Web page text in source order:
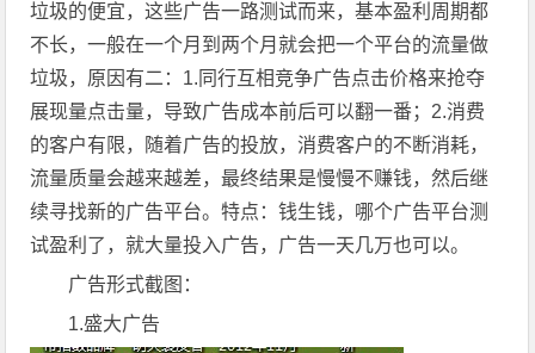
垃圾的便宜，这些广告一路测试而来，基本盈利周期都
不长，一般在一个月到两个月就会把一个平台的流量做
垃圾，原因有二：1.同行互相竞争广告点击价格来抢夺
展现量点击量，导致广告成本前后可以翻一番；2.消费
的客户有限，随着广告的投放，消费客户的不断消耗，
流量质量会越来越差，最终结果是慢慢不赚钱，然后继
续寻找新的广告平台。特点：钱生钱，哪个广告平台测
试盈利了，就大量投入广告，广告一天几万也可以。
广告形式截图：
1.盛大广告